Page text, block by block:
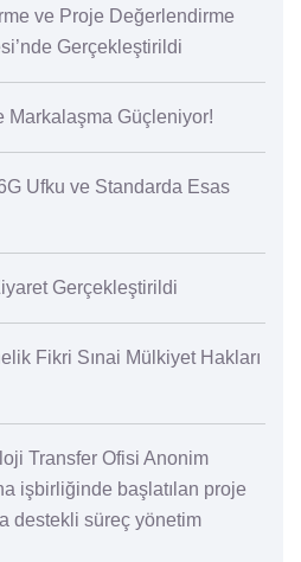
ve Proje Değerlendirme
Gerçekleştirildi
Markalaşma Güçleniyor!
Ufku ve Standarda Esas
Gerçekleştirildi
Fikri Sınai Mülkiyet Hakları
Transfer Ofisi Anonim
işbirliğinde başlatılan proje
destekli süreç yönetim